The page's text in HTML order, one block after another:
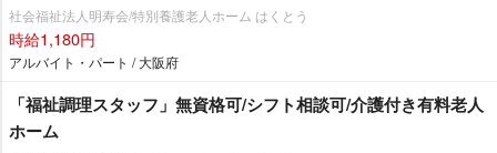
社会福祉法人明寿会/特別養護老人ホーム はくとう
時給1,180円
アルバイト・パート / 大阪府
「福祉調理スタッフ」無資格可/シフト相談可/介護付き有料老人
ホーム